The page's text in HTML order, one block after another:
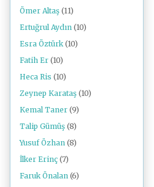
Ömer Altaş (11)
Ertuğrul Aydın (10)
Esra Öztürk (10)
Fatih Er (10)
Heca Ris (10)
Zeynep Karataş (10)
Kemal Taner (9)
Talip Gümüş (8)
Yusuf Özhan (8)
İlker Erinç (7)
Faruk Önalan (6)